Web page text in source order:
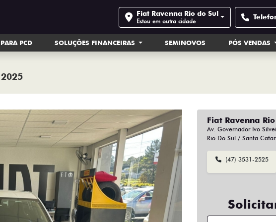
Fiat Ravenna Rio do Sul
Estou em outra cidade
PCD SOLUÇÕES FINANCEIRAS SEMINOVOS PÓS VENDAS
Fiat Ravenna
Av. Governador Ivo
Rio Do Sul / Santa
(47) 3531-2525